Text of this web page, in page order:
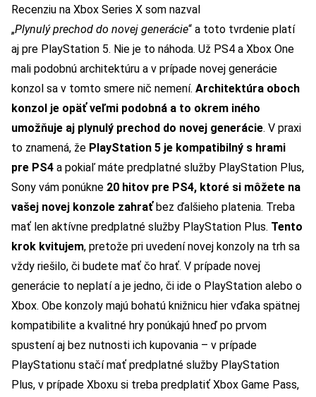
Recenziu na Xbox Series X som nazval
„Plynulý prechod do novej generácie“ a toto tvrdenie platí
aj pre PlayStation 5. Nie je to náhoda. Už PS4 a Xbox One
mali podobnú architektúru a v prípade novej generácie
konzol sa v tomto smere nič nemení. Architektúra oboch
konzol je opäť veľmi podobná a to okrem iného
umožňuje aj plynulý prechod do novej generácie. V praxi
to znamená, že PlayStation 5 je kompatibilný s hrami
pre PS4 a pokiaľ máte predplatné služby PlayStation Plus,
Sony vám ponúkne 20 hitov pre PS4, ktoré si môžete na
vašej novej konzole zahraťbez ďalšieho platenia. Treba
mať len aktívne predplatné služby PlayStation Plus. Tento
krok kvitujem, pretože pri uvedení novej konzoly na trh sa
vždy riešilo, či budete mať čo hrať. V prípade novej
generácie to neplatí a je jedno, či ide o PlayStation alebo o
Xbox. Obe konzoly majú bohatú knižnicu hier vďaka spätnej
kompatibilite a kvalitné hry ponúkajú hneď po prvom
spustení aj bez nutnosti ich kupovania – v prípade
PlayStationu stačí mať predplatné služby PlayStation
Plus, v prípade Xboxu si treba predplatiť Xbox Game Pass,